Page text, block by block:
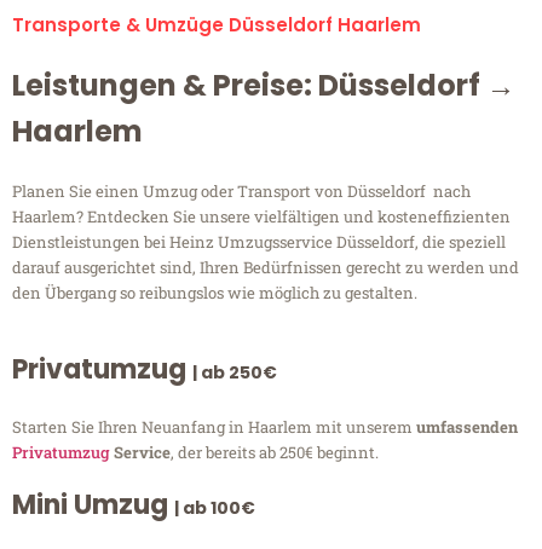
Transporte & Umzüge Düsseldorf Haarlem
Leistungen & Preise: Düsseldorf →
Haarlem
Planen Sie einen Umzug oder Transport von Düsseldorf nach
Haarlem? Entdecken Sie unsere vielfältigen und kosteneffizienten
Dienstleistungen bei Heinz Umzugsservice Düsseldorf, die speziell
darauf ausgerichtet sind, Ihren Bedürfnissen gerecht zu werden und
den Übergang so reibungslos wie möglich zu gestalten.
Privatumzug | ab 250€
Starten Sie Ihren Neuanfang in Haarlem mit unserem umfassenden
PrivatumzugService, der bereits ab 250€ beginnt.
Mini Umzug | ab 100€